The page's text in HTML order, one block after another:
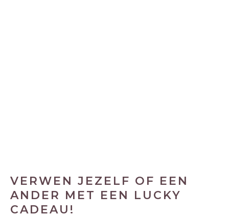
VERWEN JEZELF OF EEN
ANDER MET EEN LUCKY
CADEAU!